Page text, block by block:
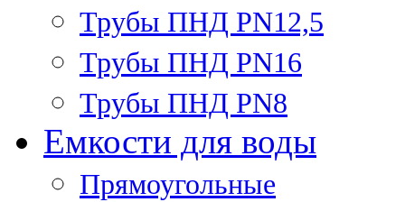
Трубы ПНД PN12,5
Трубы ПНД PN16
Трубы ПНД PN8
Емкости для воды
Прямоугольные